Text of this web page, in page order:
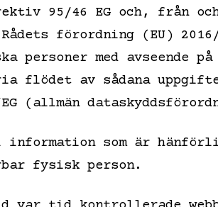
95/46 EG och, från och
förordning (EU)
personer med avseende på
flödet av sådana
(allmän
information som är
fysisk person.